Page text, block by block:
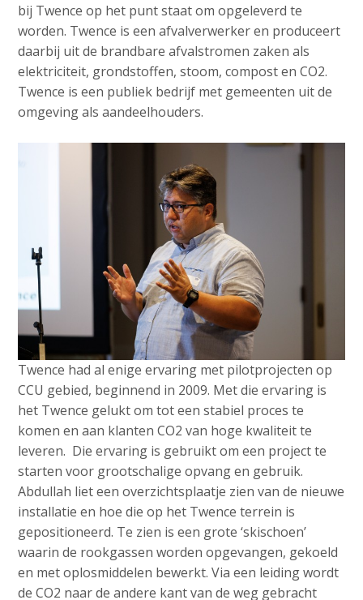
bij Twence op het punt staat om opgeleverd te
worden. Twence is een afvalverwerker en produceert
daarbij uit de brandbare afvalstromen zaken als
elektriciteit, grondstoffen, stoom, compost en CO2.
Twence is een publiek bedrijf met gemeenten uit de
omgeving als aandeelhouders.
Twence had al enige ervaring met pilotprojecten op
CCU gebied, beginnend in 2009. Met die ervaring is
het Twence gelukt om tot een stabiel proces te
komen en aan klanten CO2 van hoge kwaliteit te
leveren. Die ervaring is gebruikt om een project te
starten voor grootschalige opvang en gebruik.
Abdullah liet een overzichtsplaatje zien van de nieuwe
installatie en hoe die op het Twence terrein is
gepositioneerd. Te zien is een grote ‘skischoen’
waarin de rookgassen worden opgevangen, gekoeld
en met oplosmiddelen bewerkt. Via een leiding wordt
de CO2 naar de andere kant van de weg gebracht